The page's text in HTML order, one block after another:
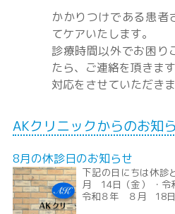
かかりつけである患者
てケアいたします。
診療時間以外でお困り
たら、ご連絡を頂きま
対応をさせていただきま
AKクリニックからのお知
8月の休診日のお知らせ
下記の日にちは休
月 14日（金） ・
令和８年 ８月 18日